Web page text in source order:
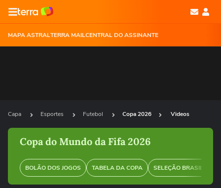
MAPA ASTRALTERRA MAILCENTRAL DO ASSINANTE
Capa Esportes Futebol Copa 2026 Videos
Copa do Mundo da Fifa 2026
BOLÃO DOS JOGOS TABELA DA COPA SELEÇÃO BRASILEIRA